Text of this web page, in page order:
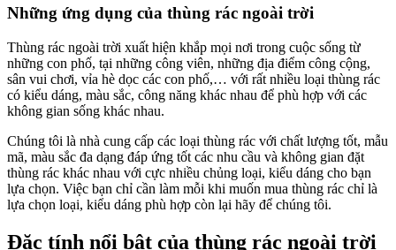
Những ứng dụng của thùng rác ngoài trời
Thùng rác ngoài trời xuất hiện khắp mọi nơi trong cuộc sống từ
những con phố, tại những công viên, những địa điểm công cộng,
sân vui chơi, vỉa hè dọc các con phố,… với rất nhiều loại thùng rác
có kiểu dáng, màu sắc, công năng khác nhau để phù hợp với các
không gian sống khác nhau.
Chúng tôi là nhà cung cấp các loại thùng rác với chất lượng tốt, mẫu
mã, màu sắc đa dạng đáp ứng tốt các nhu cầu và không gian đặt
thùng rác khác nhau với cực nhiều chủng loại, kiểu dáng cho bạn
lựa chọn. Việc bạn chỉ cần làm mỗi khi muốn mua thùng rác chỉ là
lựa chọn loại, kiểu dáng phù hợp còn lại hãy để chúng tôi.
Đặc tính nổi bật của thùng rác ngoài trời